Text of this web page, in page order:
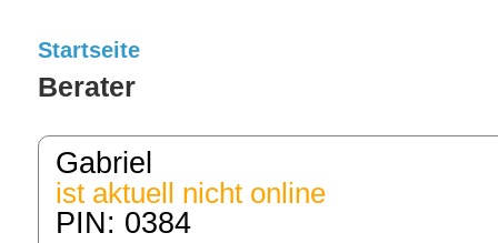
Startseite
Berater
Gabriel
ist aktuell nicht online
PIN: 0384